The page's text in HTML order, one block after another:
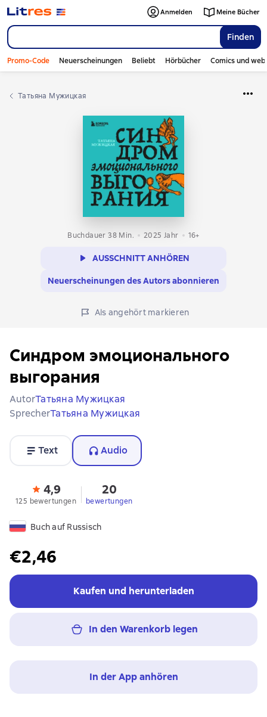
Finden
Anmelden Meine Bücher
Promo-Code Neuerscheinungen Beliebt Hörbücher Comics und
Татьяна Мужицкая
Buchdauer 38 Min. 2025 Jahr 16+
AUSSCHNITT ANHÖREN
Neuerscheinungen des Autors abonnieren
Als angehört markieren
Синдром эмоционального
выгорания
AutorТатьяна Мужицкая
SprecherТатьяна Мужицкая
Text Audio
4,9
125 bewertungen
20
bewertungen
Buch auf Russisch
€2,46
Kaufen und herunterladen
In den Warenkorb legen
In der App anhören